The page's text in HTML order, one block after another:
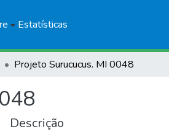
Estatísticas
Projeto Surucucus. MI 0048
Descrição